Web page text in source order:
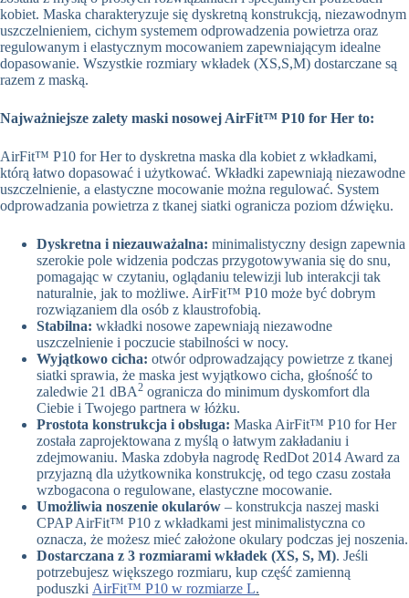
kobiet. Maska charakteryzuje się dyskretną konstrukcją, niezawodnym
uszczelnieniem, cichym systemem odprowadzenia powietrza oraz
regulowanym i elastycznym mocowaniem zapewniającym idealne
dopasowanie. Wszystkie rozmiary wkładek (XS,S,M) dostarczane są
razem z maską.
Najważniejsze zalety maski nosowej AirFit™ P10 for Her to:
AirFit™ P10 for Her to dyskretna maska dla kobiet z wkładkami,
którą łatwo dopasować i użytkować. Wkładki zapewniają niezawodne
uszczelnienie, a elastyczne mocowanie można regulować. System
odprowadzania powietrza z tkanej siatki ogranicza poziom dźwięku.
Dyskretna i niezauważalna: minimalistyczny design zapewnia
szerokie pole widzenia podczas przygotowywania się do snu,
pomagając w czytaniu, oglądaniu telewizji lub interakcji tak
naturalnie, jak to możliwe. AirFit™ P10 może być dobrym
rozwiązaniem dla osób z klaustrofobią.
Stabilna: wkładki nosowe zapewniają niezawodne
uszczelnienie i poczucie stabilności w nocy.
Wyjątkowo cicha: otwór odprowadzający powietrze z tkanej
siatki sprawia, że maska jest wyjątkowo cicha, głośność to
zaledwie 21 dBA2 ogranicza do minimum dyskomfort dla
Ciebie i Twojego partnera w łóżku.
Prostota konstrukcja i obsługa: Maska AirFit™ P10 for Her
została zaprojektowana z myślą o łatwym zakładaniu i
zdejmowaniu. Maska zdobyła nagrodę RedDot 2014 Award za
przyjazną dla użytkownika konstrukcję, od tego czasu została
wzbogacona o regulowane, elastyczne mocowanie.
Umożliwia noszenie okularów – konstrukcja naszej maski
CPAP AirFit™ P10 z wkładkami jest minimalistyczna co
oznacza, że możesz mieć założone okulary podczas jej noszenia.
Dostarczana z 3 rozmiarami wkładek (XS, S, M). Jeśli
potrzebujesz większego rozmiaru, kup część zamienną
poduszki AirFit™ P10 w rozmiarze L.